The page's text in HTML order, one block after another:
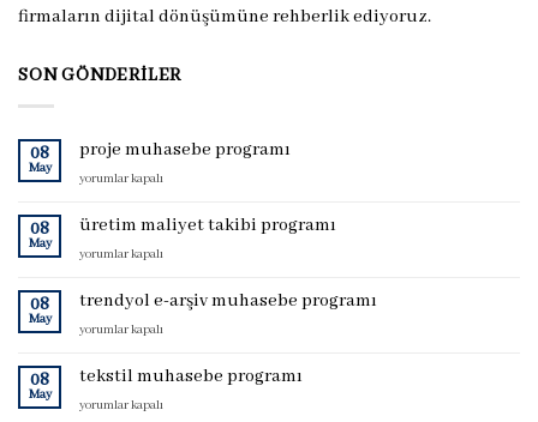
firmaların dijital dönüşümüne rehberlik ediyoruz.
SON GÖNDERILER
08
May
proje muhasebe programı
proje
programı
yorumlar kapalı
08
May
üretim maliyet takibi programı
üretim
takibi
programı
için
yorumlar kapalı
08
May
trendyol e-arşiv muhasebe programı
trendyol
arşiv
programı
yorumlar kapalı
08
May
tekstil muhasebe programı
tekstil
yorumlar kapalı